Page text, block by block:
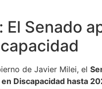
Senado
de Javier Milei, el
Discapacidad hasta